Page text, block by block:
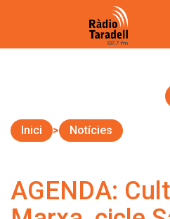
Inici Notícies
AGENDA: